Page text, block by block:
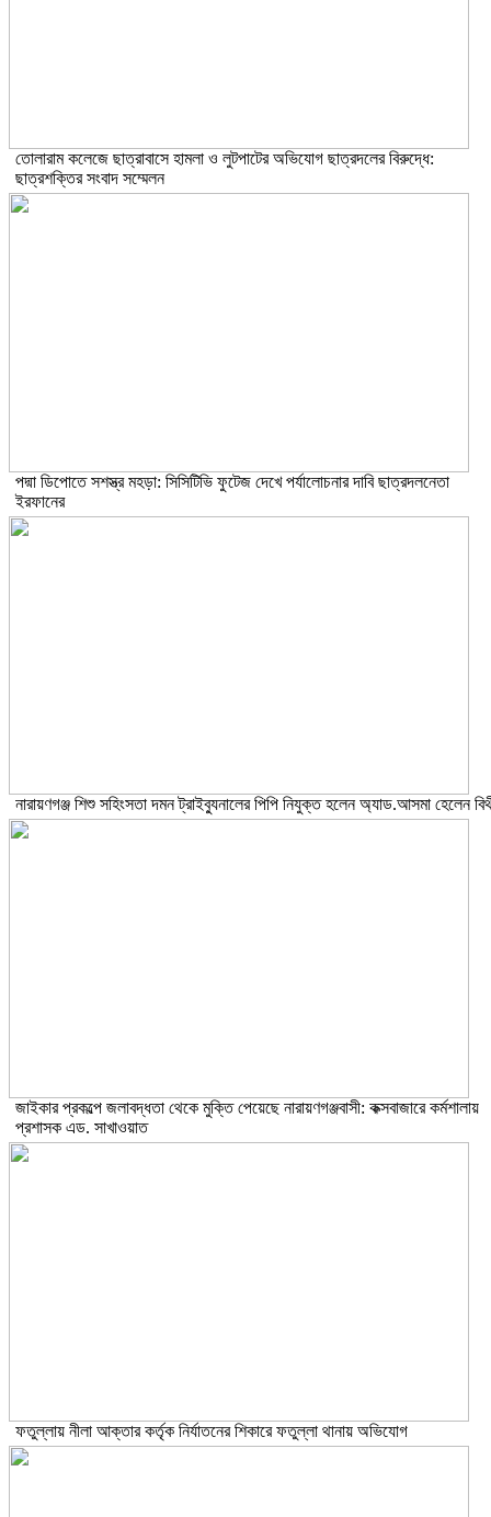
তোলারাম কলেজে ছাত্রাবাসে হামলা ও লুটপাটের অভিযোগ ছাত্রদলের বিরুদ্ধে:
ছাত্রশক্তির সংবাদ সম্মেলন
পদ্মা ডিপোতে সশস্ত্র মহড়া: সিসিটিভি ফুটেজ দেখে পর্যালোচনার দাবি ছাত্রদলনেতা
ইরফানের
নারায়ণগঞ্জ শিশু সহিংসতা দমন ট্রাইব্যুনালের পিপি নিযুক্ত হলেন অ্যাড.আসমা হেলেন
জাইকার প্রকল্পে জলাবদ্ধতা থেকে মুক্তি পেয়েছে নারায়ণগঞ্জবাসী: কক্সবাজারে কর্মশালায়
প্রশাসক এড. সাখাওয়াত
ফতুল্লায় নীলা আক্তার কর্তৃক নির্যাতনের শিকারে ফতুল্লা থানায় অভিযোগ